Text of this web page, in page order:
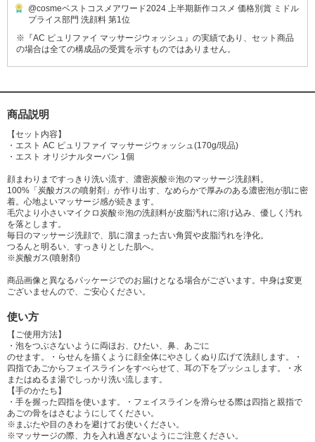
@cosmeベストコスメアワード2024 上半期新作コスメ 価格別賞 ミドル
プライス部門 洗顔料 第1位
※『AC ピュリファイ マッサージウォッシュ』の実績であり、セット商品
の場合は全ての構成品の受賞を示すものではありません。
商品説明
【セット内容】
・エスト AC ピュリファイ マッサージウォッシュ(170g/現品)
・エスト オリジナルターバン 1個
顔まわりまですっきり洗い流す、濃密炭酸※泡のマッサージ洗顔料。
100%「炭酸ガスの噴射剤」が作り出す、なめらかで厚みのある濃密泡が肌に密
着。心地よいマッサージ感が続きます。
毛穴より小さいマイクロ炭酸※泡の洗顔料が皮脂汚れに溶け込み、優しく汚れ
を落とします。
毎日のマッサージ洗顔で、肌に溜まった古い角質や皮脂汚れを浄化。
つるんと明るい、すっきりとした肌へ。
※炭酸ガス(噴射剤)
商品画像と異なるパッケージでのお届けとなる場合がございます。中身は変更
ございませんので、ご安心ください。
使い方
【ご使用方法】
・泡をつぶさないように両ほお、ひたい、鼻、あごに
のせます。・らせんを描くように顔全体にやさしくぬり広げて洗顔します。・
四指であごからフェイスラインをすべらせて、耳の下をプッシュします。・水
またはぬるま湯でしっかり洗い流します。
【手のかたち】
・手を握った四指を使います。・フェイスラインを滑らせる際は四指と親指で
あごの骨をはさむようにしてください。
※まぶたや目のきわを避けてお使いください。
※マッサージの際、力を入れ過ぎないようにご注意ください。